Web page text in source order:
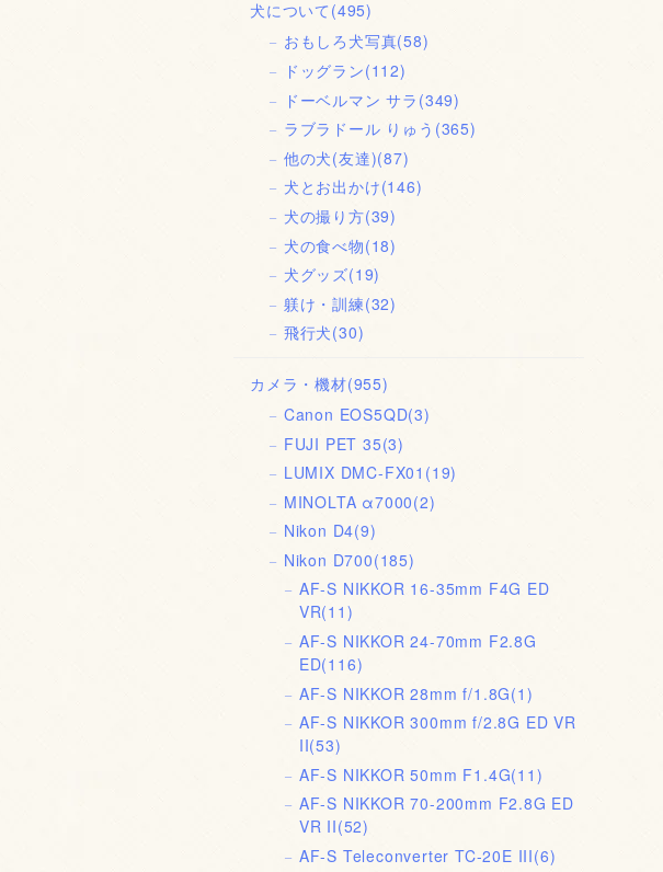
犬について (495)
おもしろ犬写真(58)
ドッグラン(112)
ドーベルマン サラ (349)
ラブラドール りゅう (365)
他の犬(友達)(87)
犬とお出かけ(146)
犬の撮り方(39)
犬の食べ物(18)
犬グッズ(19)
躾け・訓練(32)
飛行犬(30)
カメラ・機材(955)
Canon EOS5QD(3)
FUJI PET 35(3)
LUMIX DMC-FX01 (19)
MINOLTA α7000(2)
Nikon D4(9)
Nikon D700(185)
AF-S NIKKOR 16-35mm F4G ED
VR(11)
AF-S NIKKOR 24-70mm F2.8G
ED(116)
AF-S NIKKOR 28mm f/1.8G(1)
AF-S NIKKOR 300mm f/2.8G ED VR
II(53)
AF-S NIKKOR 50mm F1.4G(11)
AF-S NIKKOR 70-200mm F2.8G ED
VR II(52)
AF-S Teleconverter TC-20E III(6)